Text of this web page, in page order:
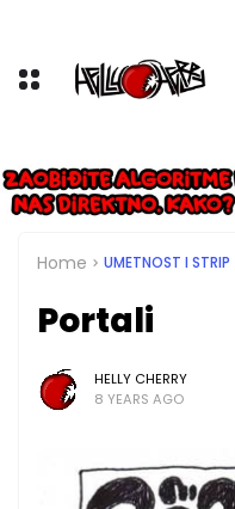
Home UMETNOST I STRIP
Portali
HELLY CHERRY
8 YEARS AGO